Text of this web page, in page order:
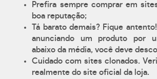
Prefira sempre comprar em
boa reputação;
Tá barato demais? Fique
anunciando um produto por
abaixo da média, você deve
Cuidado com sites clonados.
realmente do site oficial da loja.